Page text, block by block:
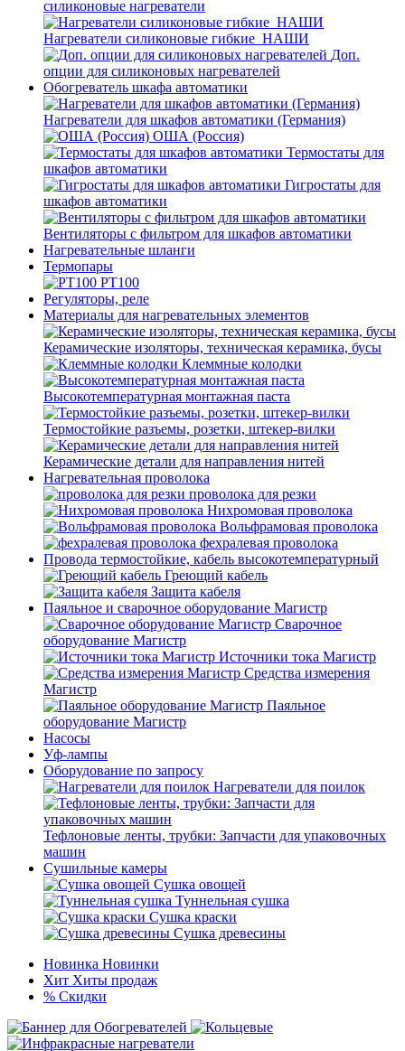
силиконовые нагреватели
Нагреватели силиконовые гибкие_НАШИ
Доп.
опции для силиконовых нагревателей
Обогреватель шкафа автоматики
Нагреватели для шкафов автоматики (Германия)
ОША (Россия)
Термостаты для
шкафов автоматики
Гигростаты для
шкафов автоматики
Вентиляторы с фильтром для шкафов автоматики
Нагревательные шланги
Термопары
PT100
Регуляторы, реле
Материалы для нагревательных элементов
Керамические изоляторы, техническая керамика, бусы
Клеммные колодки
Высокотемпературная монтажная паста
Термостойкие разъемы, розетки, штекер-вилки
Керамические детали для направления нитей
Нагревательная проволока
проволока для резки
Нихромовая проволока
Вольфрамовая проволока
фехралевая проволока
Провода термостойкие, кабель высокотемпературный
Греющий кабель
Защита кабеля
Паяльное и сварочное оборудование Магистр
Сварочное
оборудование Магистр
Источники тока Магистр
Средства измерения
Магистр
Паяльное
оборудование Магистр
Насосы
Уф-лампы
Оборудование по запросу
Нагреватели для поилок
Тефлоновые ленты, трубки: Запчасти для упаковочных
машин
Сушильные камеры
Сушка овощей
Туннельная сушка
Сушка краски
Сушка древесины
Новинка Новинки
Хит Хиты продаж
% Скидки